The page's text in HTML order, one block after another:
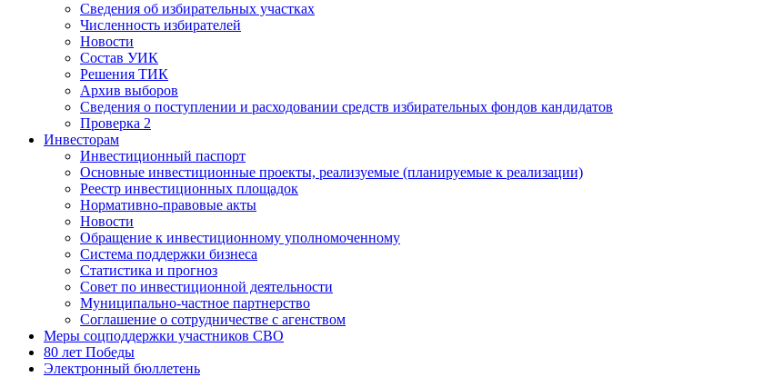
Сведения об избирательных участках
Численность избирателей
Новости
Состав УИК
Решения ТИК
Архив выборов
Сведения о поступлении и расходовании средств избирательных фондов кандидатов
Проверка 2
Инвесторам
Инвестиционный паспорт
Основные инвестиционные проекты, реализуемые (планируемые к реализации)
Реестр инвестиционных площадок
Нормативно-правовые акты
Новости
Обращение к инвестиционному уполномоченному
Система поддержки бизнеса
Статистика и прогноз
Совет по инвестиционной деятельности
Муниципально-частное партнерство
Соглашение о сотрудничестве с агенством
Меры соцподдержки участников СВО
80 лет Победы
Электронный бюллетень